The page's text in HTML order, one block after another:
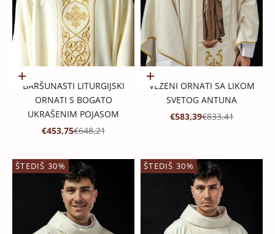
Dodaj u košaricu
BARŠUNASTI LITURGIJSKI
ORNATI S BOGATO
UKRAŠENIM POJASOM
PROMOTIVNA CIJENA
€453,75REDOVNA CIJENA
€648,21
Dodaj u košaricu
VEZENI ORNATI SA LIKOM
SVETOG ANTUNA
PROMOTIVNA CIJENA
€583,39REDOVNA CIJENA
€833,41
ŠTEDIŠ 30% ŠTEDIŠ 30%